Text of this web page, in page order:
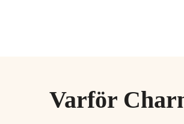
Varför